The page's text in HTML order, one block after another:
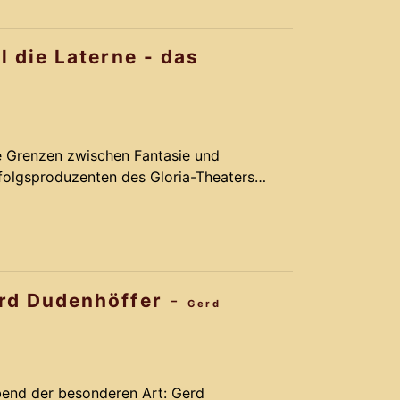
die Laterne - das
zwischen Fantasie und
des Gloria-Theaters
des Musical LICHTERLOH
und seinem Team ein Remake,
Dudenhöffer -
Gerd
der besonderen Art: Gerd